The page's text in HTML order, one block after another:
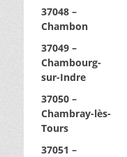
37048 –
Chambon
37049 –
Chambourg-
sur-Indre
37050 –
Chambray-lès-
Tours
37051 –